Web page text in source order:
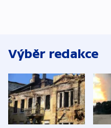
Výběr redakce